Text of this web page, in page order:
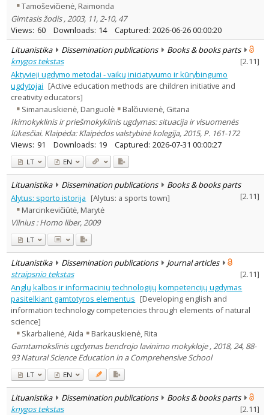
Tamoševičienė, Raimonda
Gimtasis žodis , 2003, 11, 2-10, 47
Views: 60 Downloads: 14 Captured: 2026-06-26 00:00:20
Lituanistika
Dissemination publications
Books & books parts
knygos tekstas
[2.11]
Aktyvieji ugdymo metodai - vaikų iniciatyvumo ir kūrybingumo
ugdytojai [Active education methods are children initiative and
creativity educators]
Simanauskienė, Danguolė
Balčiuvienė, Gitana
Ikimokyklinis ir priešmokyklinis ugdymas: situacija ir visuomenės
lūkesčiai. Klaipėda: Klaipėdos valstybinė kolegija, 2015, P. 161-172
Views: 91 Downloads: 19 Captured: 2026-07-31 00:00:27
LT EN
Lituanistika Dissemination publications
Books & books parts
[2.11]
Alytus: sporto istorija [Alytus: a sports town]
Marcinkevičiūtė, Marytė
Vilnius : Homo liber, 2009
LT
Lituanistika Dissemination publications
Journal articles
straipsnio tekstas
[2.11]
Anglų kalbos ir informacinių technologijų kompetencijų ugdymas
pasitelkiant gamtotyros elementus [Developing english and
information technology competencies through elements of natural
science]
Skarbalienė, Aida
Barkauskienė, Rita
Gamtamokslinis ugdymas bendrojo lavinimo mokykloje , 2018, 24, 88-
93 Natural Science Education in a Comprehensive School
LT EN
Lituanistika Dissemination publications
Books & books parts
knygos tekstas
[2.11]